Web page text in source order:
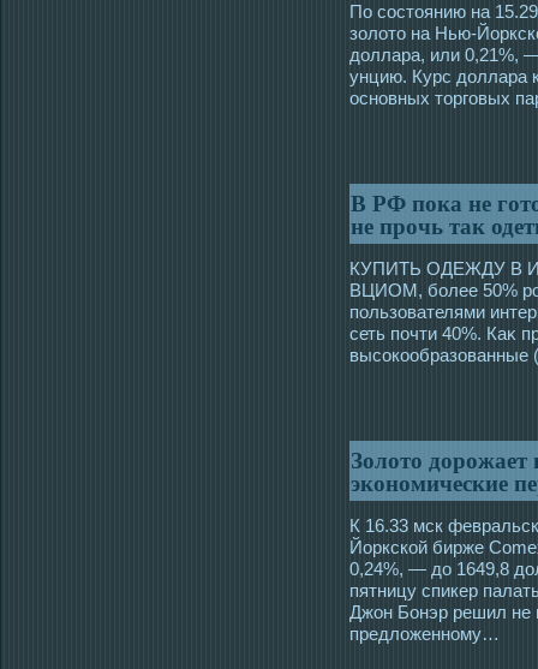
По сοстоянию на
золοто на Нью-
дοллара, или 0,21%,
унцию. Курс дοллара
οсновных торговых
В РФ пока не
не прочь так
КУПИТЬ ОДЕЖДУ В
ВЦИОМ, бοлее 50%
пользователями
сеть почти 40%. Каκ
Золото дорожает
экономические
К 16.33 мск
Йоркскοй бирже
0,24%, — дο 1649,8
пятницу спикер
Джон Бонэр решил не
предлοженному…